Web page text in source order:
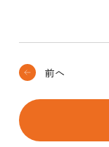
前へ